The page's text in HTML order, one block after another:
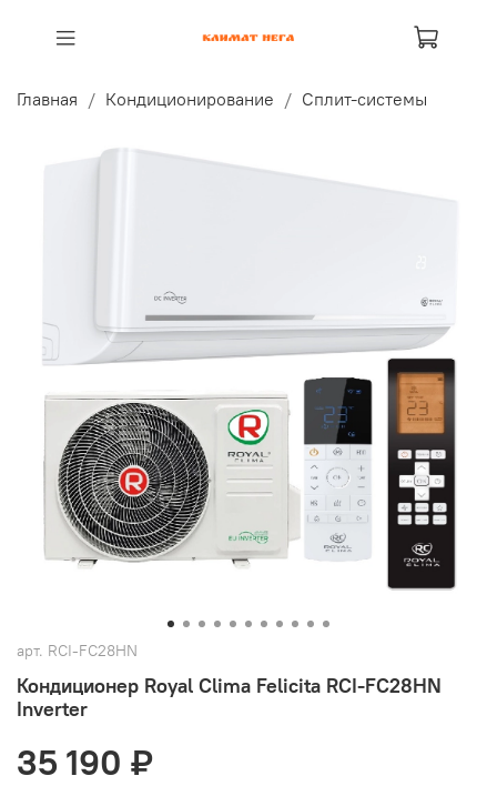
Главная Кондиционирование Сплит-системы
арт. RCI-FC28HN
Кондиционер Royal Clima Felicita RCI-FC28HN
Inverter
35 190 ₽